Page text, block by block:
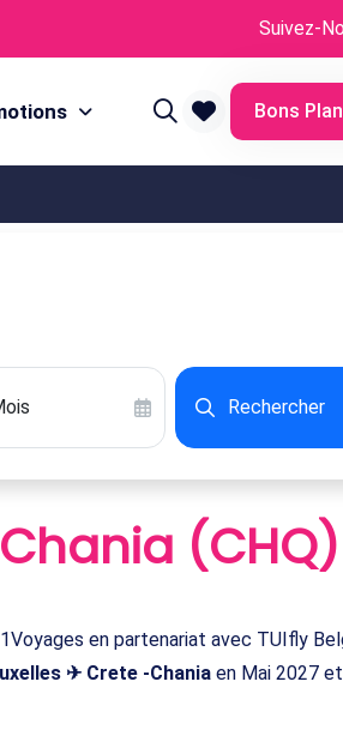
Suivez-
Bons
Rechercher
(CHQ)
en partenariat avec TUIfly
✈ Crete -Chania en Mai 2027